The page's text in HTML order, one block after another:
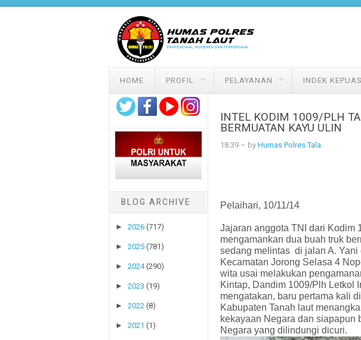
HOME PROFIL PELAYANAN INDEK
BLOG ARCHIVE
►2026 (717)
►2025 (781)
►2024 (290)
►2023 (19)
►2022 (8)
►2021 (1)
INTEL KODIM 1009/PLH
BERMUATAN KAYU ULIN
18.39– by Humas Polres Tala
Pelaihari, 10/11/14
Jajaran anggota TNI dari Kodim
mengamankan dua buah truk
sedang melintas di jalan A. Yani
Kecamatan Jorong Selasa 4
wita usai melakukan
Kintap, Dandim 1009/Plh Letkol
mengatakan, baru pertama kali
Kabupaten Tanah laut
kekayaan Negara dan siapapun
Negara yang dilindungi dicuri.
NOMOR KAPOLRES : 0821 5425